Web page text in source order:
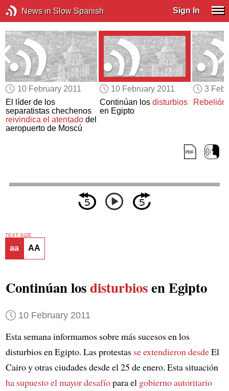
News in Slow Spanish Sign In
10 February 2011
El líder de los
separatistas chechenos
reivindica el atentado del
aeropuerto de Moscú
10 February 2011
Continúan los disturbios
en Egipto
3
Rebelión
TEXT SIZE
aa AA
Continúan losdisturbiosen Egipto
10 February 2011
Esta semana informamos sobre más sucesos en los
disturbios en Egipto. Las protestas se extendieron desdeEl
Cairo y otras ciudades desde el 25 de enero. Esta situación
ha supuestoel mayor desafíopara el gobierno autoritario